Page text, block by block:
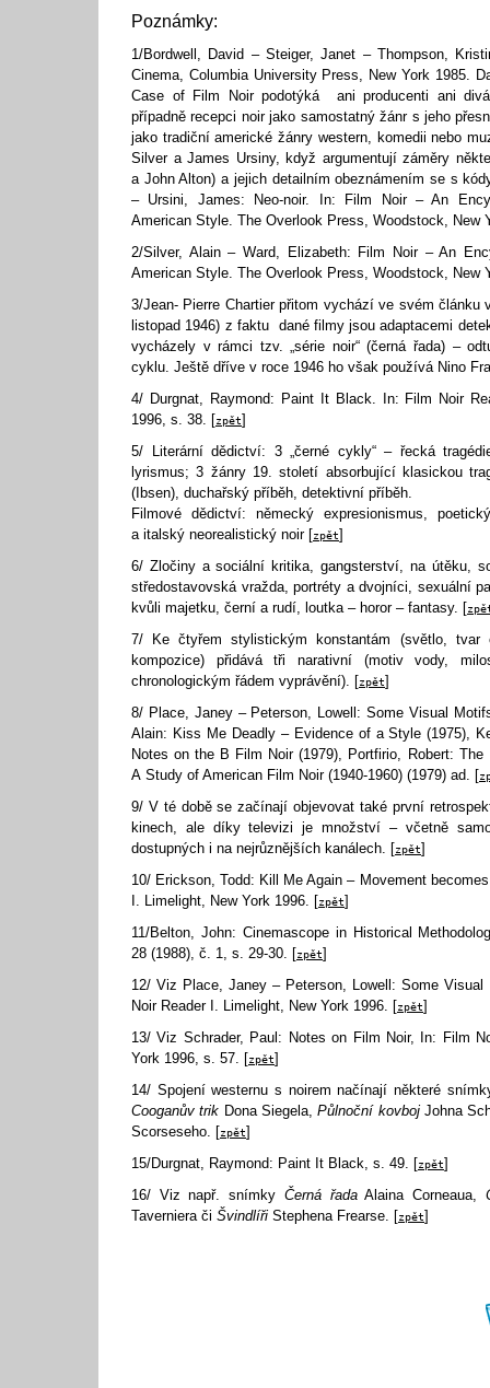
Poznámky:
1/Bordwell, David – Steiger, Janet – Thompson,
Cinema, Columbia University Press, New York 1985.
Case of Film Noir podotýká ani producenti ani
případně recepci noir jako samostatný žánr s jeho
jako tradiční americké žánry western, komedii nebo
Silver a James Ursiny, když argumentují záměry
a John Alton) a jejich detailním obeznámením se s
– Ursini, James: Neo-noir. In: Film Noir – An
American Style. The Overlook Press, Woodstock, New
2/Silver, Alain – Ward, Elizabeth: Film Noir – An
American Style. The Overlook Press, Woodstock, New
3/Jean- Pierre Chartier přitom vychází ve svém článku
listopad 1946) z faktu dané filmy jsou adaptacemi
vycházely v rámci tzv. „série noir“ (černá řada) –
cyklu. Ještě dříve v roce 1946 ho však používá Nino
4/ Durgnat, Raymond: Paint It Black. In: Film Noir
1996, s. 38. [
zpět
5/ Literární dědictví: 3 „černé cykly“ – řecká
lyrismus; 3 žánry 19. století absorbující klasickou
(Ibsen), duchařský příběh, detektivní příběh.
Filmové dědictví: německý expresionismus,
a italský neorealistický noir [
zpět
6/ Zločiny a sociální kritika, gangsterství, na útěku,
středostavovská vražda, portréty a dvojníci, sexuální
kvůli majetku, černí a rudí, loutka – horor – fantasy. [
7/ Ke čtyřem stylistickým konstantám (světlo, tvar
kompozice) přidává tři narativní (motiv vody,
chronologickým řádem vyprávění). [
zpět
8/ Place, Janey – Peterson, Lowell: Some Visual
Alain: Kiss Me Deadly – Evidence of a Style (1975),
Notes on the B Film Noir (1979), Portfirio, Robert:
A Study of American Film Noir (1940-1960) (1979) ad. [
9/ V té době se začínají objevovat také první
kinech, ale díky televizi je množství – včetně
dostupných i na nejrůznějších kanálech. [
zpět
10/ Erickson, Todd: Kill Me Again – Movement
I. Limelight, New York 1996. [
zpět
11/Belton, John: Cinemascope in Historical
28 (1988), č. 1, s. 29-30. [
zpět
12/ Viz Place, Janey – Peterson, Lowell: Some
Noir Reader I. Limelight, New York 1996. [
zpět
13/ Viz Schrader, Paul: Notes on Film Noir, In: Film
York 1996, s. 57. [
zpět
14/ Spojení westernu s noirem načínají některé
Cooganův trik Dona Siegela,Půlnoční kovbojJohna
Scorseseho. [
zpět
15/Durgnat, Raymond: Paint It Black, s. 49. [ zpět
16/ Viz např. snímky Černá řadaAlaina Corneaua,
Taverniera či Švindlíři Stephena Frearse. [ zpět